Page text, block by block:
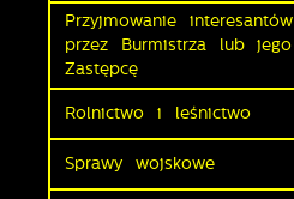
Przyjmowanie interesantów
przez Burmistrza lub jego
Zastępcę
Rolnictwo i leśnictwo
Sprawy wojskowe